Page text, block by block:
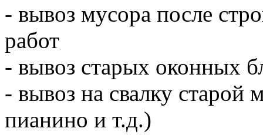
- вывоз мусора после
работ
- вывоз старых оконных
- вывоз на свалку
пианино и т.д.)